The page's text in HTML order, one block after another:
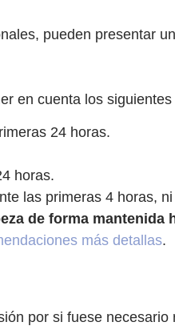
pueden presentar
en cuenta los
24 horas.
horas.
las primeras 4 horas, ni
de forma mantenida
más detallas.
por si fuese necesario